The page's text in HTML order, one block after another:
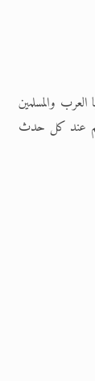
العربي >>
المزيد
والمسلمين
لهم عند كل حدث